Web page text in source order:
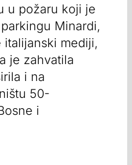
u požaru koji je
Minardi,
italijanski mediji,
je zahvatila
i na
50-
i